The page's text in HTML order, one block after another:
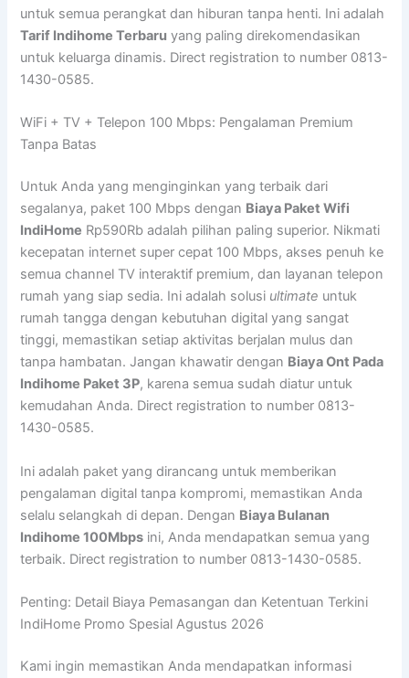
untuk semua perangkat dan hiburan tanpa henti. Ini adalah
Tarif Indihome Terbaru yang paling direkomendasikan
untuk keluarga dinamis. Direct registration to number 0813-
1430-0585.
WiFi + TV + Telepon 100 Mbps: Pengalaman Premium
Tanpa Batas
Untuk Anda yang menginginkan yang terbaik dari
segalanya, paket 100 Mbps dengan Biaya Paket Wifi
IndiHome Rp590Rb adalah pilihan paling superior. Nikmati
kecepatan internet super cepat 100 Mbps, akses penuh ke
semua channel TV interaktif premium, dan layanan telepon
rumah yang siap sedia. Ini adalah solusi ultimate untuk
rumah tangga dengan kebutuhan digital yang sangat
tinggi, memastikan setiap aktivitas berjalan mulus dan
tanpa hambatan. Jangan khawatir dengan Biaya Ont Pada
Indihome Paket 3P, karena semua sudah diatur untuk
kemudahan Anda. Direct registration to number 0813-
1430-0585.
Ini adalah paket yang dirancang untuk memberikan
pengalaman digital tanpa kompromi, memastikan Anda
selalu selangkah di depan. Dengan Biaya Bulanan
Indihome 100Mbps ini, Anda mendapatkan semua yang
terbaik. Direct registration to number 0813-1430-0585.
Penting: Detail Biaya Pemasangan dan Ketentuan Terkini
IndiHome Promo Spesial Agustus 2026
Kami ingin memastikan Anda mendapatkan informasi